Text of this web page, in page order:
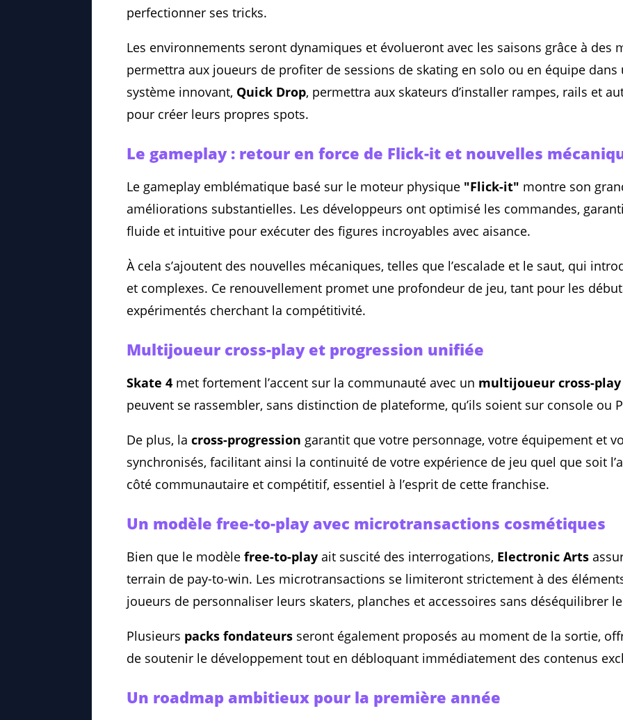
perfectionner ses tricks.
Les environnements seront dynamiques et évolueront avec les saisons grâce à des
permettra aux joueurs de profiter de sessions de skating en solo ou en équipe
système innovant, Quick Drop, permettra aux skateurs d’installer rampes, rails et
pour créer leurs propres spots.
Le gameplay : retour en force de Flick-it et nouvelles
Le gameplay emblématique basé sur le moteur physique "Flick-it" montre son
améliorations substantielles. Les développeurs ont optimisé les commandes,
fluide et intuitive pour exécuter des figures incroyables avec aisance.
À cela s’ajoutent des nouvelles mécaniques, telles que l’escalade et le saut, qui
et complexes. Ce renouvellement promet une profondeur de jeu, tant pour les
expérimentés cherchant la compétitivité.
Multijoueur cross-play et progression unifiée
Skate 4 met fortement l’accent sur la communauté avec un multijoueur cross-play
peuvent se rassembler, sans distinction de plateforme, qu’ils soient sur console ou
De plus, la cross-progression garantit que votre personnage, votre équipement et
synchronisés, facilitant ainsi la continuité de votre expérience de jeu quel que soit
côté communautaire et compétitif, essentiel à l’esprit de cette franchise.
Un modèle free-to-play avec microtransactions cosmétiques
Bien que le modèle free-to-play ait suscité des interrogations, Electronic Arts
terrain de pay-to-win. Les microtransactions se limiteront strictement à des
joueurs de personnaliser leurs skaters, planches et accessoires sans déséquilibrer
Plusieurs packs fondateurs seront également proposés au moment de la sortie,
de soutenir le développement tout en débloquant immédiatement des contenus
Un roadmap ambitieux pour la première année